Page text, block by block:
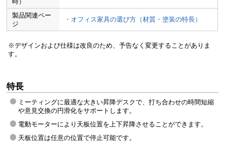
製品関連ペー
ジ
・オフィス家具の選び方（材質・塗装の特長）
※デザインおよび仕様は改良のため、予告なく変更することがありま
す。
特長
ミーティングに最適な大きい昇降デスクで、打ち合わせの時間短縮
や意見交換の円滑化をサポートします。
電動モーターにより天板位置を上下昇降させることができます。
天板位置は任意の位置で停止可能です。